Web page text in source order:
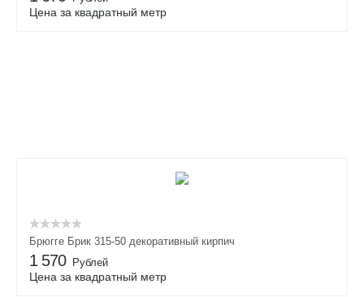
Цена за квадратный метр
Брюгге Брик 315-50 декоративный кирпич
1 570 Рублей
Цена за квадратный метр